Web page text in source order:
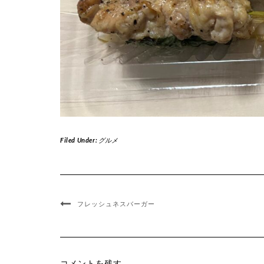
Filed Under: グルメ
フレッシュネスバーガー